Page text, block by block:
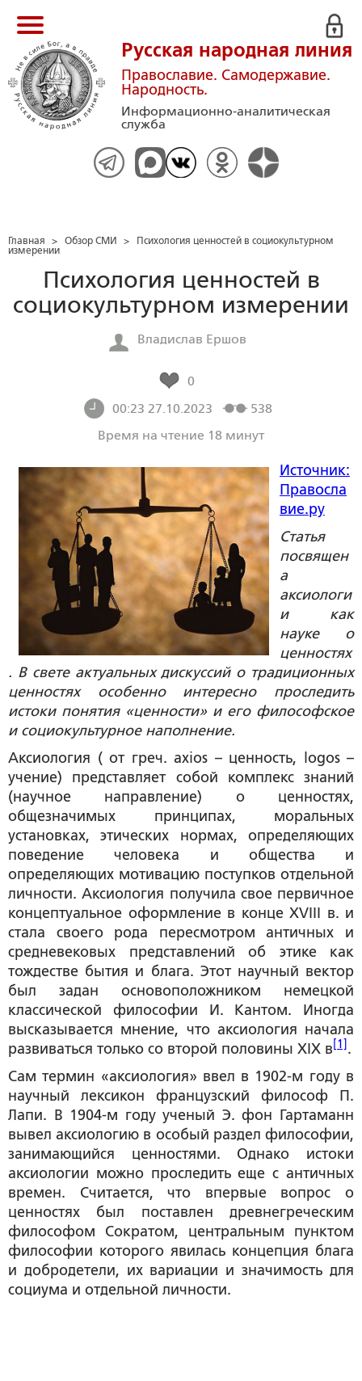
Русская народная линия
Православие. Самодержавие.
Народность.
Информационно-аналитическая
служба
Главная > Обзор СМИ >
Психология ценностей в социокультурном
измерении
Психология ценностей в
социокультурном измерении
Владислав Ершов
0
00:23 27.10.2023
538
Время на чтение 18 минут
Источник:
Правосла
вие.ру
Статья
посвящен
а
аксиологи
и как
науке о
ценностях
. В свете актуальных дискуссий о традиционных
ценностях особенно интересно проследить
истоки понятия «ценности» и его философское
и социокультурное наполнение.
Аксиология ( от греч. axios – ценность, logos –
учение) представляет собой комплекс знаний
(научное направление) о ценностях,
общезначимых принципах, моральных
установках, этических нормах, определяющих
поведение человека и общества и
определяющих мотивацию поступков отдельной
личности. Аксиология получила свое первичное
концептуальное оформление в конце XVIII в. и
стала своего рода пересмотром античных и
средневековых представлений об этике как
тождестве бытия и блага. Этот научный вектор
был задан основоположником немецкой
классической философии И. Кантом. Иногда
высказывается мнение, что аксиология начала
развиваться только со второй половины XIX в [1] .
Сам термин «аксиология» ввел в 1902-м году в
научный лексикон французский философ П.
Лапи. В 1904-м году ученый Э. фон Гартаманн
вывел аксиологию в особый раздел философии,
занимающийся ценностями. Однако истоки
аксиологии можно проследить еще с античных
времен. Считается, что впервые вопрос о
ценностях был поставлен древнегреческим
философом Сократом, центральным пунктом
философии которого явилась концепция блага
и добродетели, их вариации и значимость для
социума и отдельной личности.